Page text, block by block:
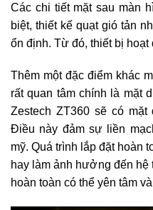
Các chi tiết mặt sau màn
biệt, thiết kế quạt gió tản
ổn định. Từ đó, thiết bị hoạt
Thêm một đặc điểm khác
rất quan tâm chính là mặt
Zestech ZT360 sẽ có
Điều này đảm sự liền
mỹ. Quá trình lắp đặt hoàn
hay làm ảnh hưởng đến
hoàn toàn có thể yên tâm